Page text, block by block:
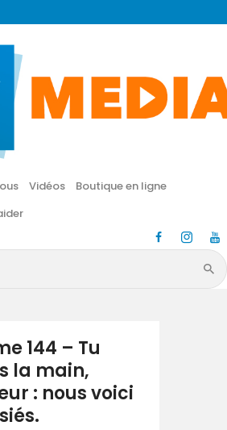
Vidéos
Boutique en ligne
CN MÉDIA
vie nouvelle en JESUS !
Accueil
Vidéos
en ligne
Nous aider
144 – Tu
la main,
: nous voici